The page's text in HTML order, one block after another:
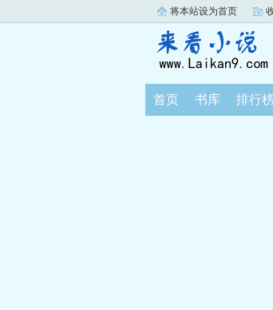
将本站设为首页
首页 书库 排行